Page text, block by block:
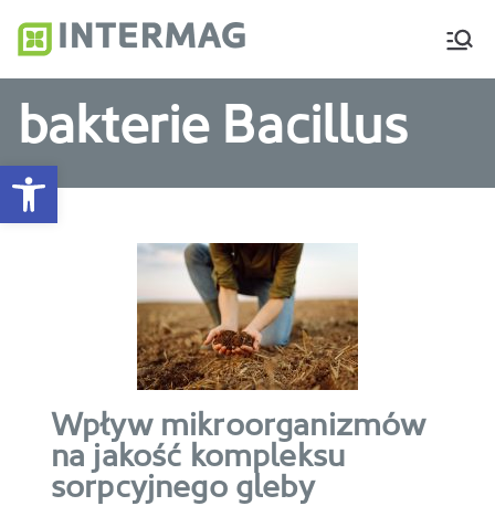
Otwórz pasek narzędzi
dolistnych i biostymulatorów
bakterie Bacillus
Wpływ mikroorganizmów
na jakość kompleksu
sorpcyjnego gleby